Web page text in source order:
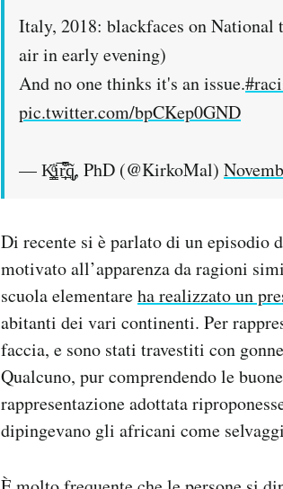
Italy, 2018: blackfaces on National
air in early evening)
And no one thinks it's an issue.
pic.twitter.com/bpCKep0GND
— K̥͇ͦ̍i͞r̞̹̐͆͢q̡̃, PhD (@KirkoMal)
Di recente si è parlato di un episodio
motivato all’apparenza da ragioni
scuola elementareha realizzato un
abitanti dei vari continenti. Per
faccia, e sono stati travestiti con
Qualcuno, pur comprendendo le
rappresentazione adottata
dipingevano gli africani come